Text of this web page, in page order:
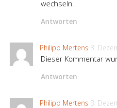
wechseln.
Antworten
Philipp Mertens 3.
Dieser Kommentar
Antworten
Philipp Mertens 3.